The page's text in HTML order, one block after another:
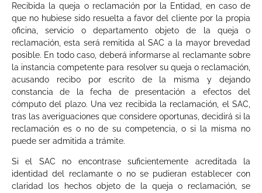
Recibida la queja o reclamación por la Entidad, en caso de
que no hubiese sido resuelta a favor del cliente por la propia
oficina, servicio o departamento objeto de la queja o
reclamación, esta será remitida al SAC a la mayor brevedad
posible. En todo caso, deberá informarse al reclamante sobre
la instancia competente para resolver su queja o reclamación,
acusando recibo por escrito de la misma y dejando
constancia de la fecha de presentación a efectos del
cómputo del plazo. Una vez recibida la reclamación, el SAC,
tras las averiguaciones que considere oportunas, decidirá si la
reclamación es o no de su competencia, o si la misma no
puede ser admitida a trámite.
Si el SAC no encontrase suficientemente acreditada la
identidad del reclamante o no se pudieran establecer con
claridad los hechos objeto de la queja o reclamación, se